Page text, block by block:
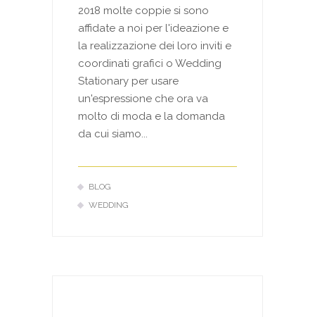
2018 molte coppie si sono
affidate a noi per l'ideazione e
la realizzazione dei loro inviti e
coordinati grafici o Wedding
Stationary per usare
un'espressione che ora va
molto di moda e la domanda
da cui siamo...
BLOG
WEDDING